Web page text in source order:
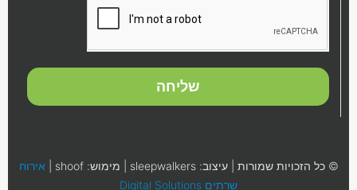
שליחה
© כל הזכויות שמורות | עיצוב: sleepwalkers | מימוש: shoof |
אירוח
שרתים Digital Solutions